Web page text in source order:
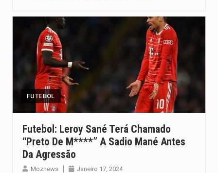
FUTEBOL
Futebol: Leroy Sané Terá Chamado
“preto De M****” A Sadio Mané Antes
Da Agressão
Moznews Janeiro 17, 2024